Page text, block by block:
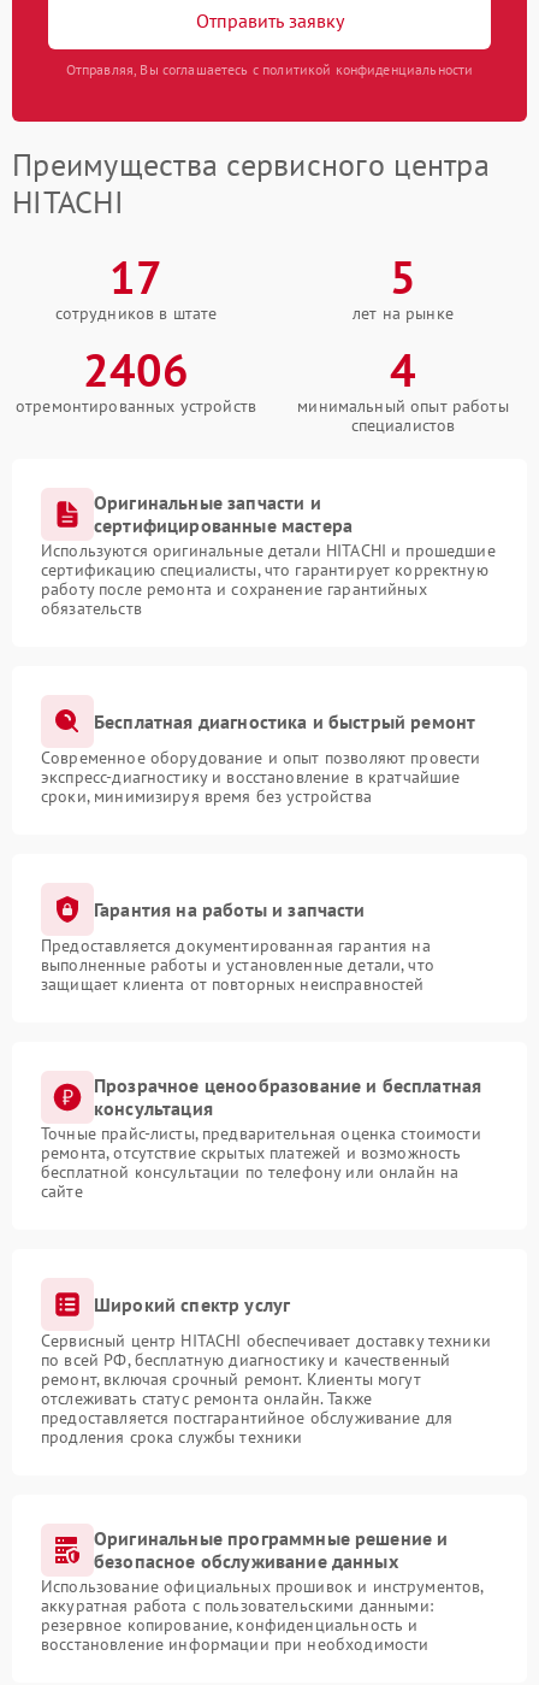
Отправить заявку
Отправляя, Вы соглашаетесь с политикой конфиденциальности
Преимущества сервисного центра
HITACHI
17
сотрудников в штате
5
лет на рынке
2406
отремонтированных устройств
4
минимальный опыт работы
специалистов
Оригинальные запчасти и
сертифицированные мастера
Используются оригинальные детали HITACHI и прошедшие
сертификацию специалисты, что гарантирует корректную
работу после ремонта и сохранение гарантийных
обязательств
Бесплатная диагностика и быстрый ремонт
Современное оборудование и опыт позволяют провести
экспресс-диагностику и восстановление в кратчайшие
сроки, минимизируя время без устройства
Гарантия на работы и запчасти
Предоставляется документированная гарантия на
выполненные работы и установленные детали, что
защищает клиента от повторных неисправностей
Прозрачное ценообразование и бесплатная
консультация
Точные прайс-листы, предварительная оценка стоимости
ремонта, отсутствие скрытых платежей и возможность
бесплатной консультации по телефону или онлайн на
сайте
Широкий спектр услуг
Сервисный центр HITACHI обеспечивает доставку техники
по всей РФ, бесплатную диагностику и качественный
ремонт, включая срочный ремонт. Клиенты могут
отслеживать статус ремонта онлайн. Также
предоставляется постгарантийное обслуживание для
продления срока службы техники
Оригинальные программные решение и
безопасное обслуживание данных
Использование официальных прошивок и инструментов,
аккуратная работа с пользовательскими данными:
резервное копирование, конфиденциальность и
восстановление информации при необходимости